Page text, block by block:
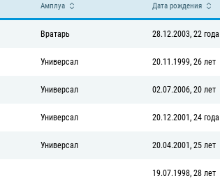
Амплуа Дата рождения
Вратарь 28.12.2003, 22 года
Универсал 20.11.1999, 26 лет
Универсал 02.07.2006, 20 лет
Универсал 20.12.2001, 24 года
Универсал 20.04.2001, 25 лет
19.07.1998, 28 лет